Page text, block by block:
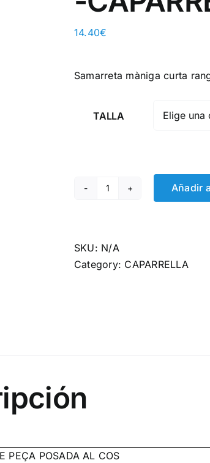
14.40€
Samarreta màniga curta
TALLA
SAMARRETA
-
CAPARRELLA
Añadir
SKU: N/A
Category: CAPARRELLA
PEÇA POSADA AL COS